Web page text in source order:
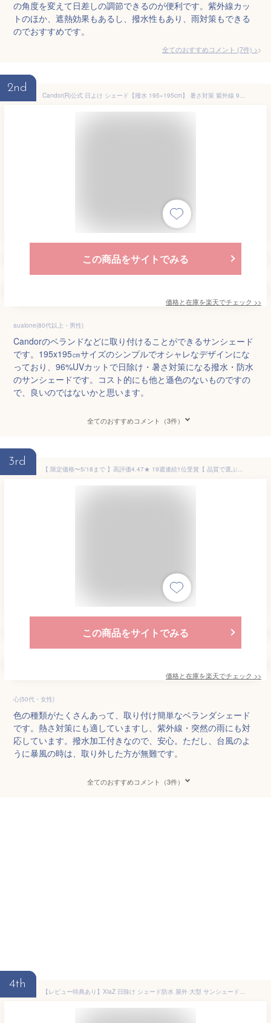
の角度を変えて日差しの調節できるのが便利です。紫外線カッ
トのほか、遮熱効果もあるし、撥水性もあり、雨対策もできる
のでおすすめです。
全てのおすすめコメント (7件) >
2nd
Candor(R)公式 日よけ シェード【撥水 195×195cm】 暑さ対策 紫外線 96％カット UV対策 室温13.4℃抑制 日よけシェード おしゃれ スクリーン オーニング 目隠し サンシェード 窓 ベランダ 雨よけシェード 約2m 大きいサイズ 大型 防水 省エネ 節電 タープ 日除けシェード 柊
この商品をサイトでみる
価格と在庫を楽天でチェック >>
aualone(80代以上・男性)
Candorのベランドなどに取り付けることができるサンシェード
です。195x195㎝サイズのシンプルでオシャレなデザインにな
っており、96%UVカットで日除け・暑さ対策になる撥水・防水
のサンシェードです。コスト的にも他と遜色のないものですの
で、良いのではないかと思います。
全てのおすすめコメント（3件）
3rd
【 限定価格〜5/18まで 】高評価4.47★ 19週連続1位受賞【 品質で選ぶならCandor 】 日よけ シェード 撥水 300×195cm / 240×195cm / 195×195cm おしゃれ スクリーン オーニング 目隠し サンシェード 窓 ベランダ 3m 大きいサイズ 防水タープ 日除けシェード 柊
この商品をサイトでみる
価格と在庫を楽天でチェック >>
心(50代・女性)
色の種類がたくさんあって、取り付け簡単なベランダシェード
です。熱さ対策にも適していますし、紫外線・突然の雨にも対
応しています。撥水加工付きなので、安心。ただし、台風のよ
うに暴風の時は、取り外した方が無難です。
全てのおすすめコメント（3件）
4th
【レビュー特典あり】XiaZ 日除け シェード防水 屋外 大型 サンシェード 目隠し 3x3M 風 に 強い 窓 2m3m ベランダ 日除けシェード 目隠しシェード 遮光率80％ 雨よけシェード 撥水シェード 2層撥水加工 暑さ対策 UVカット95％